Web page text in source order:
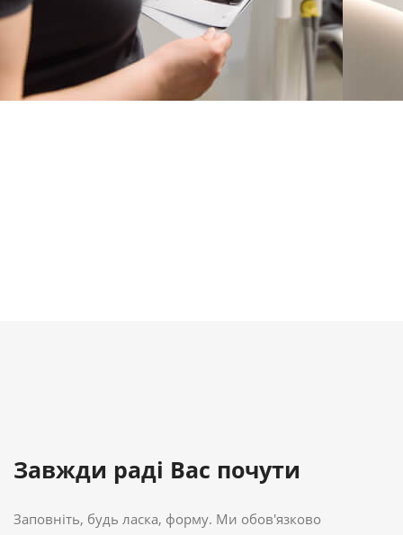
Завжди раді Вас почути
Заповніть, будь ласка, форму. Ми обов'язково